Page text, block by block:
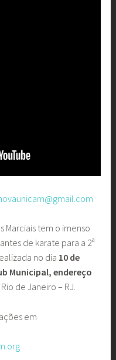
Marciais tem o imenso
de karate para a 2ª
no dia 10 de
Municipal, endereço
de Janeiro – RJ.
em